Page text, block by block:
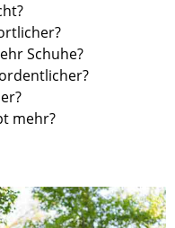
Schuhe?
mehr?